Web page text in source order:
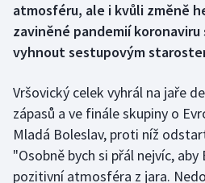
Florbal
Futsal
Golf
Gymnastika
Házená
atmosféru, ale i kvůli změně
zaviněné pandemií koronaviru
vyhnout sestupovým
Vršovický celek vyhrál na jaře
zápasů a ve finále skupiny o
Mladá Boleslav, proti níž
"Osobně bych si přál nejvíc,
pozitivní atmosféra z jara.